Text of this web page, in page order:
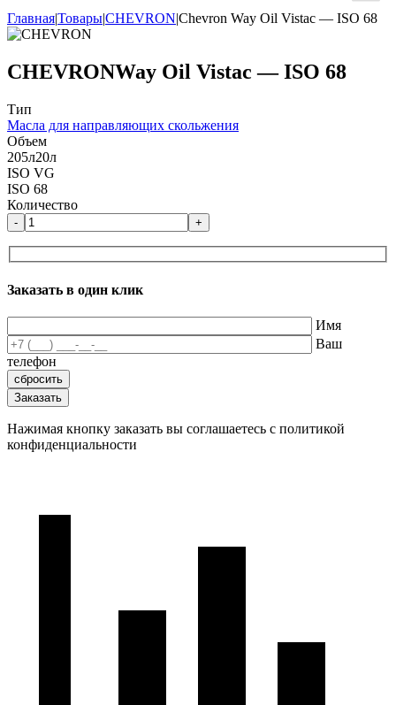
Главная|Товары|CHEVRON|Chevron Way Oil Vistac — ISO 68
CHEVRONWay Oil Vistac — ISO 68
Тип
Масла для направляющих скольжения
Объем
205л20л
ISO VG
ISO 68
Количество
- +
Заказать в один клик
Имя
Ваш
телефон
Нажимая кнопку заказать вы соглашаетесь с политикой
конфиденциальности